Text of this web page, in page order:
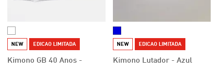
NEW EDICAO LIMITADA
Kimono GB 40 Anos -
NEW EDICAO LIMITADA
Kimono Lutador - Azul